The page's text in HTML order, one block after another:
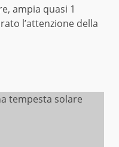
ampia quasi 1
l’attenzione della